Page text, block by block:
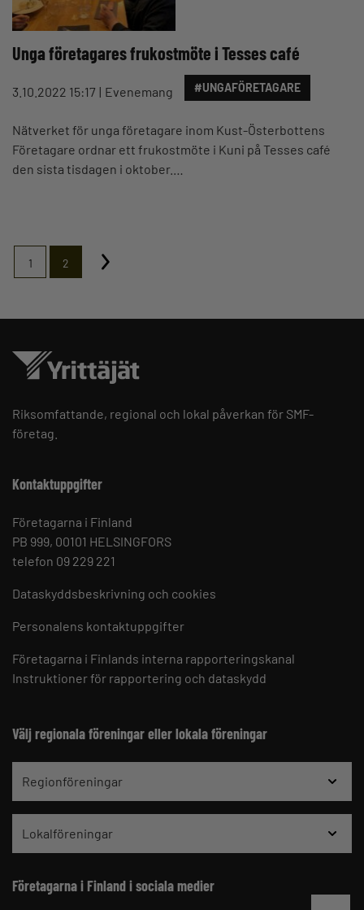
Unga företagares frukostmöte i Tesses café
3.10.2022 15:17 Evenemang #UNGAFÖRETAGARE
Nätverket för unga företagare inom Kust-Österbottens
Företagare ordnar ett frukostmöte i Kuni på Tesses café
den sista tisdagen i oktober.…
1 2
Riksomfattande, regional och lokal påverkan för SMF-
företag.
Kontaktuppgifter
Företagarna i Finland
PB 999, 00101 HELSINGFORS
telefon 09 229 221
Dataskyddsbeskrivning och cookies
Personalens kontaktuppgifter
Företagarna i Finlands interna rapporteringskanal
Instruktioner för rapportering och dataskydd
Välj regionala föreningar eller lokala föreningar
Regionföreningar
Lokalföreningar
Företagarna i Finland i sociala medier